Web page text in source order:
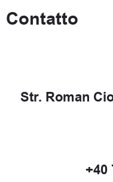
Contatto
Str. Roman
+40